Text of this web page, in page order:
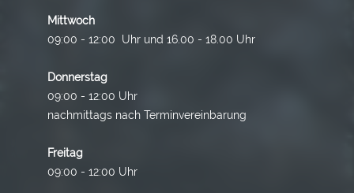
Mittwoch
09:00 - 12:00 Uhr und 16.00 - 18.00 Uhr
Donnerstag
09:00 - 12:00 Uhr
nachmittags nach Terminvereinbarung
Freitag
09:00 - 12:00 Uhr